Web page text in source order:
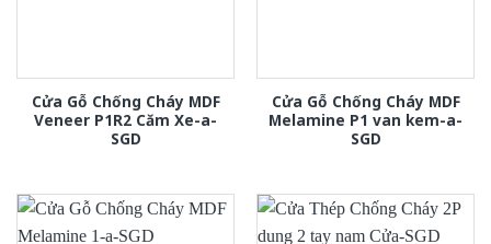
Cửa Gỗ Chống Cháy MDF
Veneer P1R2 Căm Xe-a-
SGD
Cửa Gỗ Chống Cháy MDF
Melamine P1 van kem-a-
SGD